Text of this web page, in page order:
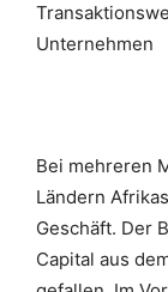
Unternehmen
Bei mehreren
Ländern
Geschäft. Der
Capital aus